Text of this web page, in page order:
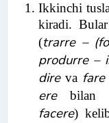
Ikkinchi
kiradi. Bular
(trarre –
produrre –
direva fare
erebilan
facere)